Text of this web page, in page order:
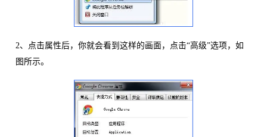
2、点击属性后，你就会看到这样的画面，点击“高级”选项，如
图所示。